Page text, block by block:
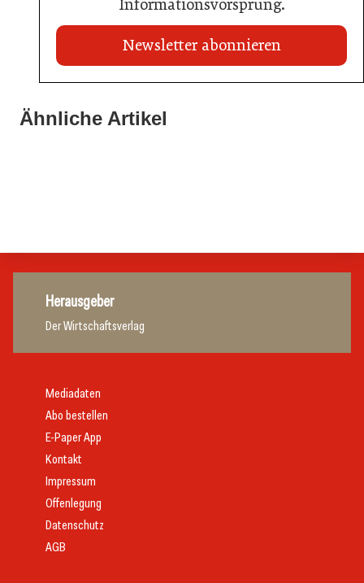
Informationsvorsprung.
Newsletter abonnieren
Ähnliche Artikel
Travel Start-up Night 2026: Beste Tourismus-Idee
Herausgeber
Der Wirtschaftsverlag
Mediadaten
Abo bestellen
E-Paper App
Kontakt
Impressum
Offenlegung
Datenschutz
AGB